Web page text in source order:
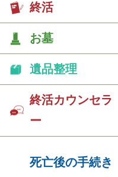
終活
お墓
遺品整理
終活カウンセラ
ー
死亡後の手続き